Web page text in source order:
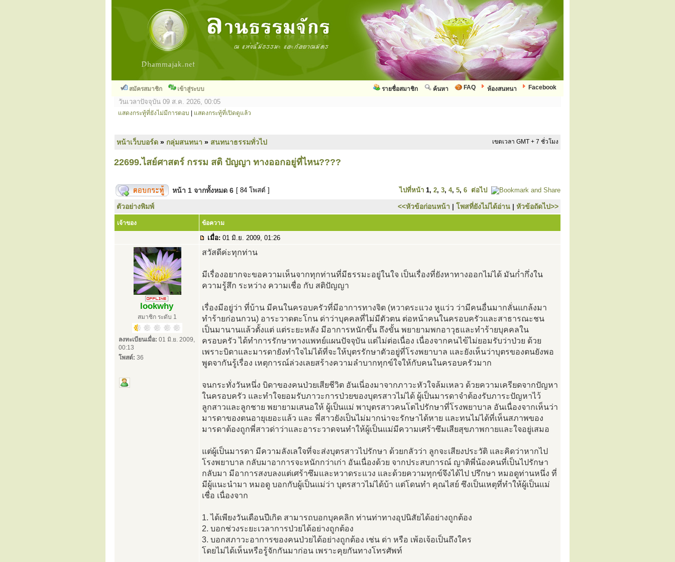
สมัครสมาชิก เข้าสู่ระบบ Facebook
ห้องสนทนา
FAQ
ค้นหา
รายชื่อสมาชิก
วันเวลาปัจจุบัน 09 ส.ค. 2026, 00:05
แสดงกระทู้ที่ยังไม่มีการตอบ แสดงกระทู้ที่เปิดดูแล้ว
หน้าเว็บบอร์ด » กลุ่มสนทนา » สนทนาธรรมทั่วไป เขตเวลา GMT + 7 ชั่วโมง
22699.ไสย์ศาสตร์ กรรม สติ ปัญญา ทางออกอยู่ที่ไหน????
หน้า 1 จากทั้งหมด 6 [ 84 โพสต์ ] ไปที่หน้า 1, 2, 3, 4, 5, 6 ต่อไป
ตัวอย่างพิมพ์ <<หัวข้อก่อนหน้า | โพสที่ยังไม่ได้อ่าน | หัวข้อถัดไป>>
เจ้าของ ข้อความ
เมื่อ: 01 มิ.ย. 2009, 01:26
lookwhy
สมาชิก ระดับ 1
ลงทะเบียนเมื่อ: 01 มิ.ย. 2009,
00:13
โพสต์: 36
สวัสดีค่ะทุกท่าน
มีเรื่องอยากจะขอความเห็นจากทุกท่านที่มีธรรมะอยู่ในใจ เป็นเรื่องที่ยังหาทางออกไม่ได้ มันก่ำกึ่งใน
ความรู้สึก ระหว่าง ความเชื่อ กับ สติปัญญา
เรื่องมีอยู่ว่า ที่บ้าน มีคนในครอบครัวที่มีอาการทางจิต (หวาดระแวง หูแว่ว ว่ามีคนอื่นมากลั่นแกล้งมา
ทำร้ายก่อนกวน) อาระวาดตะโกน ด่าว่าบุคคลที่ไม่มีตัวตน ต่อหน้าคนในครอบครัวและสาธารณะชน
เป็นมานานแล้วตั้งแต่ แต่ระยะหลัง มีอาการหนักขึ้น ถึงขั้น พยายามพกอาวุธและทำร้ายบุคคลใน
ครอบครัว ได้ทำการรักษาทางแพทย์แผนปัจจุบัน แต่ไม่ต่อเนื่อง เนื่องจากคนไข้ไม่ยอมรับว่าป่วย ด้วย
เพราะบิดาและมารดายังทำใจไม่ได้ที่จะให้บุตรรักษาตัวอยู่ที่โรงพยาบาล และยังเห็นว่าบุตรของตนยังพอ
พูดจากันรู้เรื่อง เหตุการณ์ล่วงเลยสร้างความลำบากทุกข์ใจให้กับคนในครอบครัวมาก
จนกระทั่งวันหนึ่ง บิดาของคนป่วยเสียชีวิต อันเนี่องมาจากภาวะหัวใจล้มเหลว ด้วยความเครียดจากปัญหา
ในครอบครัว และทำใจยอมรับภาวะการป่วยของบุตรสาวไม่ได้ ผู้เป็นมารดาจำต้องรับภาระปัญหาไว้
ลูกสาวและลูกชาย พยายามเสนอให้ ผู้เป็นแม่ พาบุตรสาวคนโตไปรักษาที่โรงพยาบาล อันเนื่องจากเห็นว่า
มารดาของตนอายุเยอะแล้ว และ พี่สาวยังเป็นไม่มากน่าจะรักษาได้หาย และทนไม่ได้ที่เห็นสภาพของ
มารดาต้องถูกพี่สาวด่าว่าและอาระวาดจนทำให้ผู้เป็นแม่มีความเศร้าซึมเสียสุขภาพกายและใจอยู่เสมอ
แต่ผู้เป็นมารดา มีความลังเลใจที่จะส่งบุตรสาวไปรักษา ด้วยกลัวว่า ลูกจะเสียงประวัติ และคิดว่าหากไป
โรงพยาบาล กลับมาอาการจะหนักกว่าเก่า อันเนื่องด้วย จากประสบการณ์ ญาติพี่น้องคนที่เป็นไปรักษา
กลับมา มีอาการสงบลงแต่เศร้าซึมและหวาดระแวง และด้วยความทุกข์จึงได้ไป ปรึกษา หมอดูท่านหนึ่ง ที่
มีผู้แนะนำมา หมอดู บอกกับผู้เป็นแม่ว่า บุตรสาวไม่ได้บ้า แต่โดนทำ คุณไสย์ ซึงเป็นเหตุที่ทำให้ผู้เป็นแม่
เชื่อ เนื่องจาก
1. ได้เพียงวันเดือนปีเกิด สามารถบอกบุคคลิก ท่านท่าทางอุปนิสัยได้อย่างถูกต้อง
2. บอกช่วงระยะเวลาการป่วยได้อย่างถูกต้อง
3. บอกสภาวะอาการของคนป่วยได้อย่างถูกต้อง เช่น ด่า หรือ เพ้อเจ้อเป็นถึงใคร
โดยไม่ได้เห็นหรือรู้จักกันมาก่อน เพราะคุยกันทางโทรศัพท์